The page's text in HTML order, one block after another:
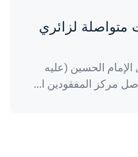
متواصلة لزائري
الحسين (عليه
مركز المفقودين ا...